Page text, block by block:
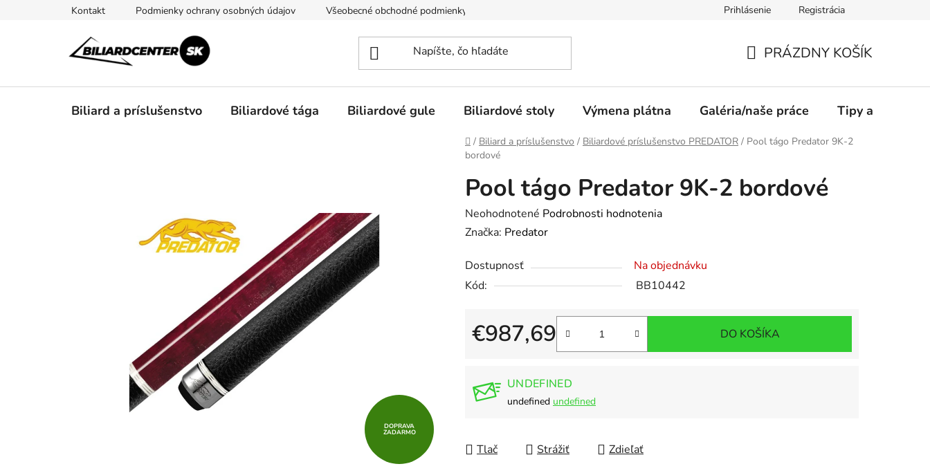
Kontakt Podmienky ochrany osobných údajov Všeobecné obchodné podmienky Prihlásenie Registrácia
KOŠÍK
PRÁZDNY KOŠÍK
Biliard a príslušenstvo Biliardové tága Biliardové gule Biliardové stoly Výmena plátna Galéria/naše práce Tipy a rady
Domov
/ Biliard a príslušenstvo / Biliardové príslušenstvo PREDATOR / Pool tágo Predator 9K-2
bordové
Pool tágo Predator 9K-2 bordové
Priemerné
hodnotenie
je
0,0
hviezdičiek.
Neohodnotené Podrobnosti hodnotenia
Značka: Predator
Dostupnosť
Na objednávku
Kód:
BB10442
€987,69 DO KOŠÍKA
UNDEFINED
undefined undefined
Tlač Strážiť Zdieľať
DOPRAVA
ZADARMO